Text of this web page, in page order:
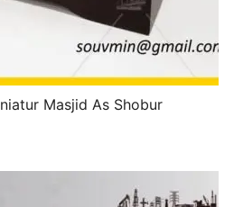
Masjid As Shobur